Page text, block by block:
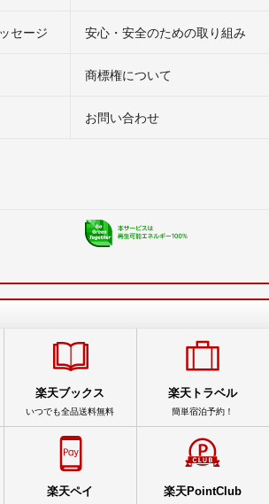
セージ 安心・安全のための取り組み
商標権について
お問い合わせ
楽天ブックス
いつでも全品送料無料
楽天トラベル
簡単宿泊予約！
楽天ペイ 楽天PointClub